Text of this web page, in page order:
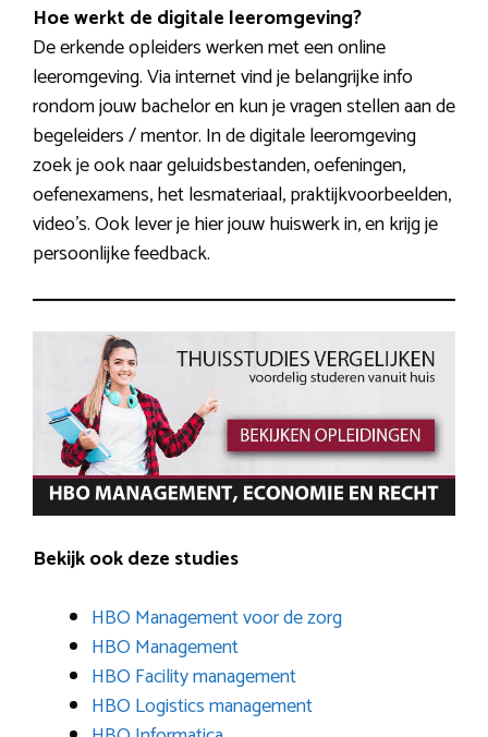
Hoe werkt de digitale leeromgeving?
De erkende opleiders werken met een online
leeromgeving. Via internet vind je belangrijke info
rondom jouw bachelor en kun je vragen stellen aan de
begeleiders / mentor. In de digitale leeromgeving
zoek je ook naar geluidsbestanden, oefeningen,
oefenexamens, het lesmateriaal, praktijkvoorbeelden,
video’s. Ook lever je hier jouw huiswerk in, en krijg je
persoonlijke feedback.
Bekijk ook deze studies
HBO Management voor de zorg
HBO Management
HBO Facility management
HBO Logistics management